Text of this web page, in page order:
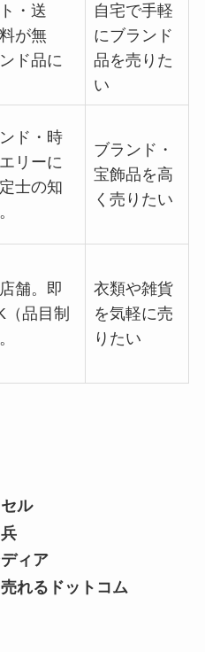
・送
が無
ド品に
自宅で手軽
にブランド
品を売りた
い
ド・時
リーに
士の知
ブランド・
宝飾品を高
く売りたい
舗。即
（品目制
衣類や雑貨
を気軽に売
りたい
ル
ィア
れるドットコム